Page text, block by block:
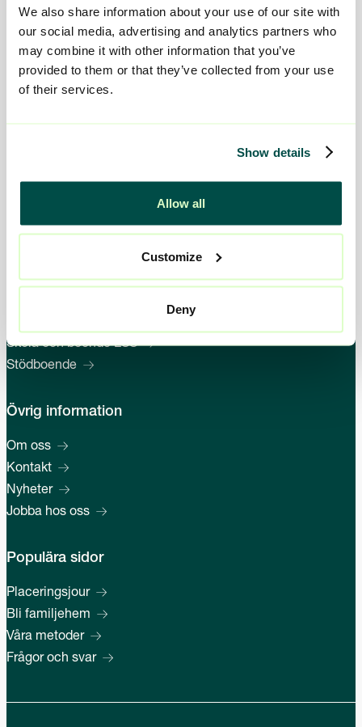
We also share information about your use of our site with
our social media, advertising and analytics partners who
may combine it with other information that you’ve
provided to them or that they’ve collected from your use
of their services.
Show details
Allow all
Customize
Deny
Kontakta oss
Telefon:010-161 54 52
Socialpsykiatri
HVB - Barn och unga
Skola och boende LSS
Stödboende
Övrig information
Om oss
Kontakt
Nyheter
Jobba hos oss
Populära sidor
Placeringsjour
Bli familjehem
Våra metoder
Frågor och svar